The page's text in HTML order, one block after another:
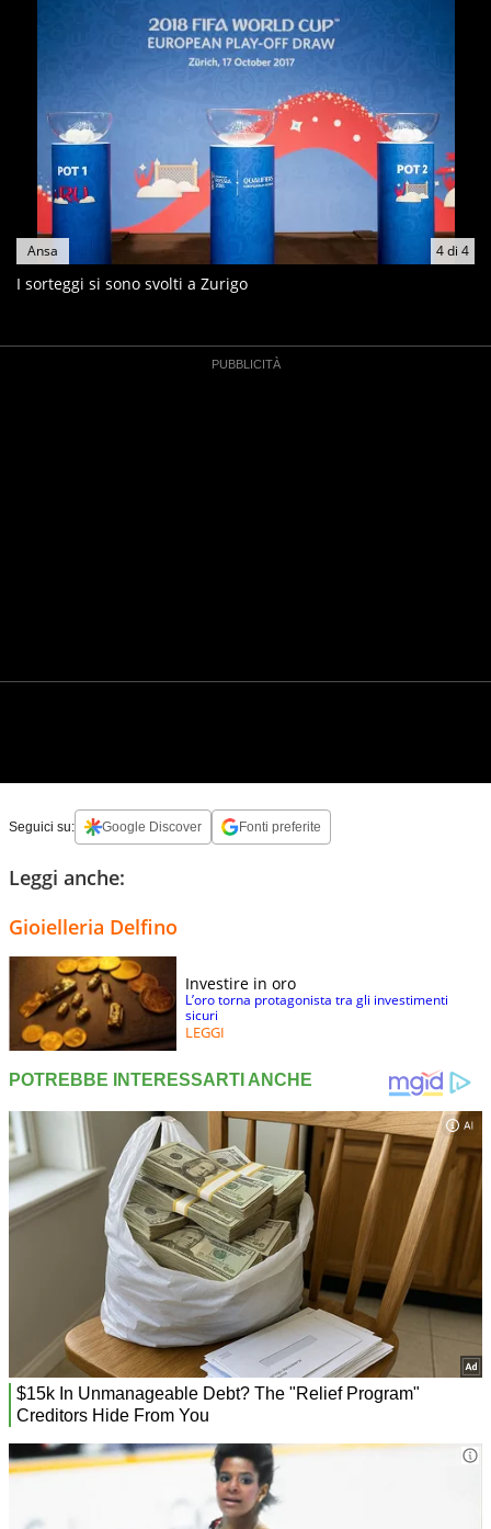
4di 4
Ansa
I sorteggi si sono svolti a Zurigo
Seguici su: Google Discover Fonti preferite
Leggi anche:
Gioielleria Delfino
Investire in oro
L’oro torna protagonista tra gli investimenti
sicuri
LEGGI